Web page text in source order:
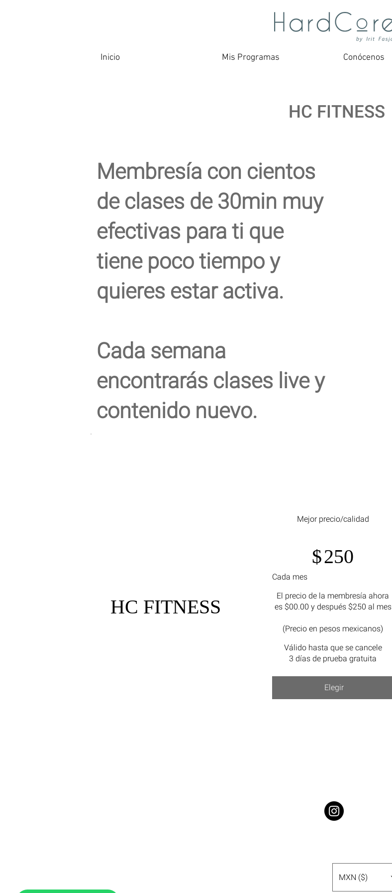
Inicio Mis Programas Conócenos
HC FITNESS
Membresía con cientos
de clases de 30min muy
efectivas para ti que
tiene poco tiempo y
quieres estar activa.
Cada semana
encontrarás clases live y
contenido nuevo.
Mejor precio/calidad
HC FITNESS
$250
Cada mes
El precio de la membresía ahora
es $00.00 y después $250 al mes
(Precio en pesos mexicanos)
Válido hasta que se cancele
3 días de prueba gratuita
Elegir
MXN ($)